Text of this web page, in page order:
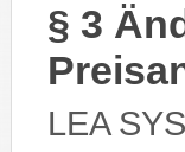
§ 3
LEA